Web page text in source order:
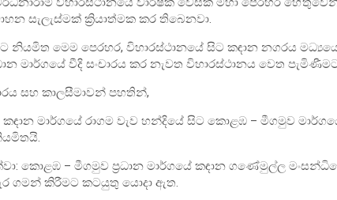
සැලැස්මක් ක්‍රියාත්මක කර තිබෙනවා.
නියමිත මෙම පෙරහර, විහාරස්ථානයේ සිට කඳාන නගරය
මාර්ගයේ වීදි සංචාරය කර නැවත විහාරස්ථානය වෙත
සහ කාලසීමාවන් පහතින්,
– කඳාන මාර්ගයේ රාගම වැව හන්දියේ සිට කොළඹ – මීගමුව
කොළඹ – මීගමුව ප්‍රධාන මාර්ගයේ කඳාන ගණේමුල්ල
ගමන් කිරීමට කටයුතු යොදා ඇත.